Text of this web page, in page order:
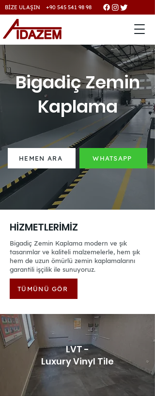
BİZE ULAŞIN +90 545 541 98 98
Bigadiç Zemin
Kaplama
HEMEN ARA WHATSAPP
HİZMETLERİMİZ
Bigadiç Zemin Kaplama modern ve şık
tasarımlar ve kaliteli malzemelerle, hem şık
hem de uzun ömürlü zemin kaplamalarını
garantili işçilik ile sunuyoruz.
TÜMÜNÜ GÖR
LVT -
Luxury Vinyl Tile